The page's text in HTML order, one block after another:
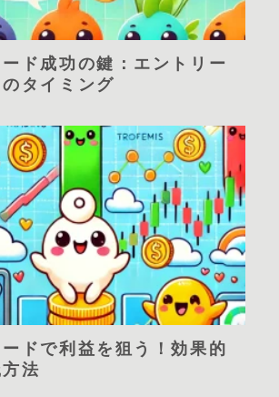
ド成功の鍵：エントリー
タイミング
ドで利益を狙う！効果的
法